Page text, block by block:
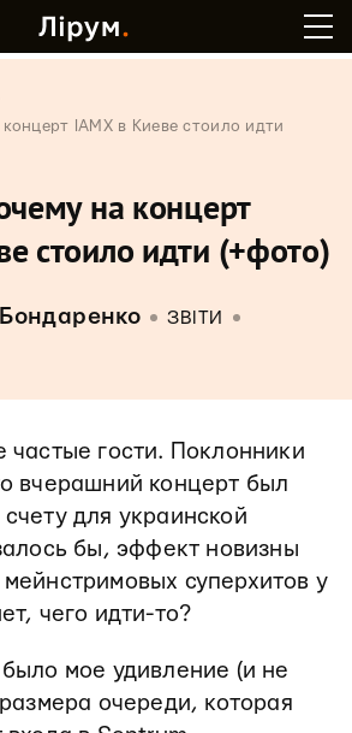
IAMX в Киеве стоило идти
на концерт
стоило идти (+фото)
ЗВІТИ
частые гости. Поклонники
вчерашний концерт был
для украинской
бы, эффект новизны
суперхитов у
чего идти-то?
мое удивление (и не
очереди, которая